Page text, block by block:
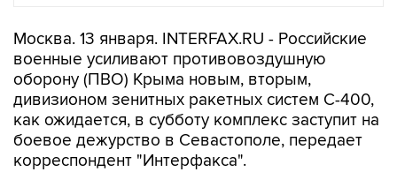
Москва. 13 января. INTERFAX.RU - Российские
военные усиливают противовоздушную
оборону (ПВО) Крыма новым, вторым,
дивизионом зенитных ракетных систем С-400,
как ожидается, в субботу комплекс заступит на
боевое дежурство в Севастополе, передает
корреспондент "Интерфакса".